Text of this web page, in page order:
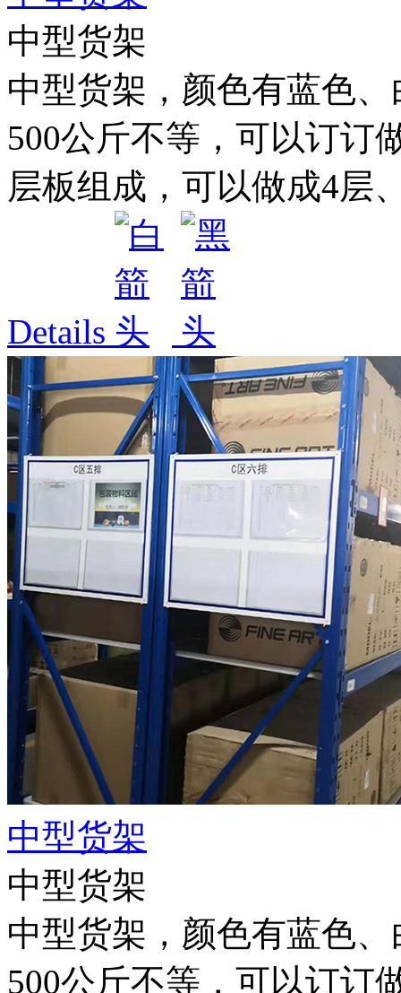
中型货架
中型货架，颜色有蓝色
500公斤不等，可以订订
层板组成，可以做成4层
Details
中型货架
中型货架
中型货架，颜色有蓝色
500公斤不等，可以订订